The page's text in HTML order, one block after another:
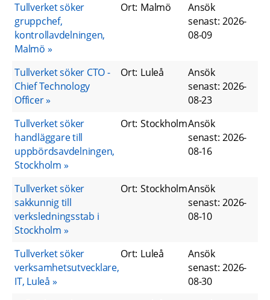
Tullverket söker
gruppchef,
kontrollavdelningen,
Malmö
Ort: Malmö
Ansök
senast: 2026-
08-09
Tullverket söker CTO -
Chief Technology
Officer
Ort: Luleå
Ansök
senast: 2026-
08-23
Tullverket söker
handläggare till
uppbördsavdelningen,
Stockholm
Ort: StockholmAnsök
senast: 2026-
08-16
Tullverket söker
sakkunnig till
verksledningsstab i
Stockholm
Ort: StockholmAnsök
senast: 2026-
08-10
Tullverket söker
verksamhetsutvecklare,
IT, Luleå
Ort: Luleå
Ansök
senast: 2026-
08-30